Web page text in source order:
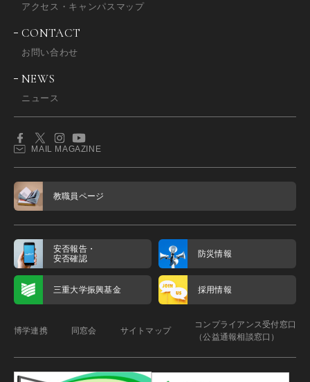
アクセス・キャンパスマップ
CONTACT
お問い合わせ
NEWS
ニュース
MAIL MAGAZINE
教職員ページ
安否報告・
安否確認
防災情報
三重大学振興基金 採用情報
博学連携 同窓会 サイトマップ
コンプライアンス受付窓口
（公益通報相談窓口）